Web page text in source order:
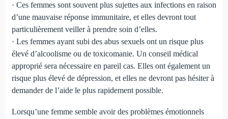
· Ces femmes sont souvent plus sujettes aux infections en raison
d’une mauvaise réponse immunitaire, et elles devront tout
particulièrement veiller à prendre soin d’elles.
· Les femmes ayant subi des abus sexuels ont un risque plus
élevé d’alcoolisme ou de toxicomanie. Un conseil médical
approprié sera nécessaire en pareil cas. Elles ont également un
risque plus élevé de dépression, et elles ne devront pas hésiter à
demander de l’aide le plus rapidement possible.
Lorsqu’une femme semble avoir des problèmes émotionnels